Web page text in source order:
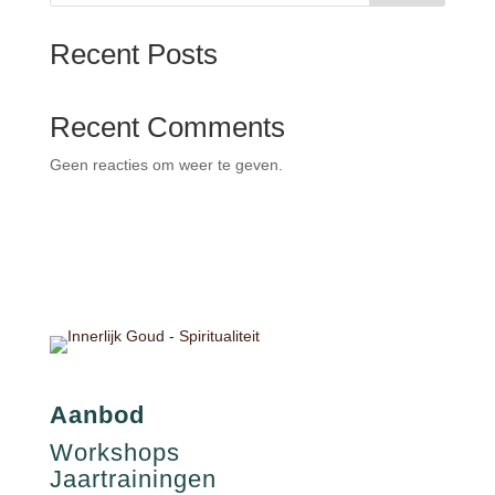
Recent Posts
Recent Comments
Geen reacties om weer te geven.
Aanbod
Workshops
Jaartrainingen